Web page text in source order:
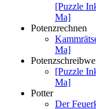
[Puzzle
Ma]
Potenzrechnen
Ma]
[Puzzle
Ma]
Potter
Der